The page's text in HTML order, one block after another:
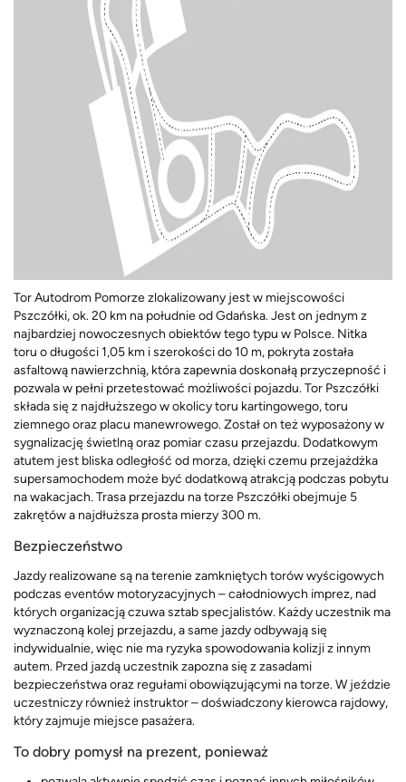
Tor Autodrom Pomorze zlokalizowany jest w miejscowości
Pszczółki, ok. 20 km na południe od Gdańska. Jest on jednym z
najbardziej nowoczesnych obiektów tego typu w Polsce. Nitka
toru o długości 1,05 km i szerokości do 10 m, pokryta została
asfaltową nawierzchnią, która zapewnia doskonałą przyczepność i
pozwala w pełni przetestować możliwości pojazdu. Tor Pszczółki
składa się z najdłuższego w okolicy toru kartingowego, toru
ziemnego oraz placu manewrowego. Został on też wyposażony w
sygnalizację świetlną oraz pomiar czasu przejazdu. Dodatkowym
atutem jest bliska odległość od morza, dzięki czemu przejażdżka
supersamochodem może być dodatkową atrakcją podczas pobytu
na wakacjach. Trasa przejazdu na torze Pszczółki obejmuje 5
zakrętów a najdłuższa prosta mierzy 300 m.
Bezpieczeństwo
Jazdy realizowane są na terenie zamkniętych torów wyścigowych
podczas eventów motoryzacyjnych – całodniowych imprez, nad
których organizacją czuwa sztab specjalistów. Każdy uczestnik ma
wyznaczoną kolej przejazdu, a same jazdy odbywają się
indywidualnie, więc nie ma ryzyka spowodowania kolizji z innym
autem. Przed jazdą uczestnik zapozna się z zasadami
bezpieczeństwa oraz regułami obowiązującymi na torze. W jeździe
uczestniczy również instruktor – doświadczony kierowca rajdowy,
który zajmuje miejsce pasażera.
To dobry pomysł na prezent, ponieważ